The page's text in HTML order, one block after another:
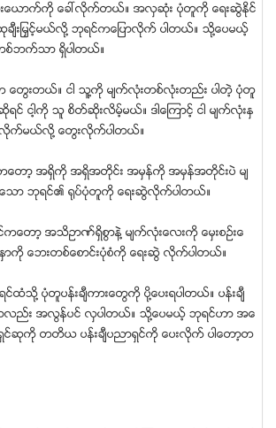
းေယာက္ကို ေခၚလိုက္တယ္။ အလွဆံုး ပံုတူကို ေရးဆြဲနိုင္
းျမွင့္မယ္လို႔ ဘုရင္ကေျပာလိုက္ ပါတယ္။ သို႔ေပမယ့္
ဘက္သာ ရိွပါတယ္။
ေတြးတယ္။ ငါ သူ႔ကို မ်က္လံုးတစ္လံုးတည္း ပါတဲ့ ပံုတူ
င္ ငါ့ကို သူ စိတ္ဆိုးလိမ့္မယ္။ ဒါေၾကာင့္ ငါ မ်က္လံုးနွ
လိုက္မယ္လို႔ ေတြးလိုက္ပါတယ္။
ေတာ့ အရိွကို အရိွအတိုင္း အမွန္ကို အမွန္အတိုင္းပဲ မ်
သာ ဘုရင္၏ ရုပ္ပံုတူကို ေရးဆြဲလိုက္ပါတယ္။
တာ့ အသိဥာဏ္ရိွစြာနဲ႔ မ်က္လံုးေလးကို ေမွးစဥ္းေ
ေဘးတစ္ေစာင္းပံုစံကို ေရးဆြဲ လိုက္ပါတယ္။
ထံသို႔ ပံုတူပန္းခ်ီကားေတြကို ပို႔ေပးရပါတယ္။ ပန္းခ်ီ
လည္း အလြန္ပင္ လွပါတယ္။ သို႔ေပမယ့္ ဘုရင္ဟာ အေ
ရွင္ဆုကို တတိယ ပန္းခ်ီပညာရွင္ကို ေပးလိုက္ ပါေတာ့တ